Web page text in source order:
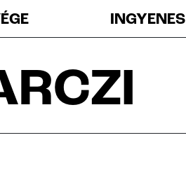
INGYENES